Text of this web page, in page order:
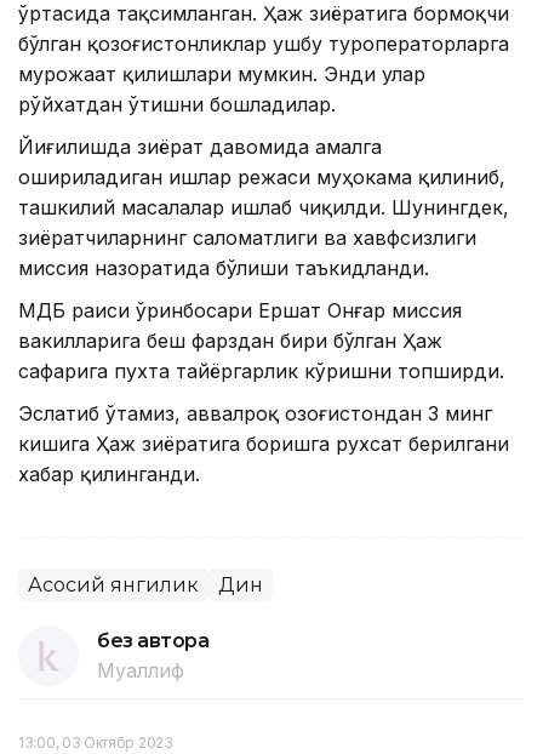
ўртасида тақсимланган. Ҳаж зиёратига бормоқчи
бўлган қозоғистонликлар ушбу туроператорларга
мурожаат қилишлари мумкин. Энди улар
рўйхатдан ўтишни бошладилар.
Йиғилишда зиёрат давомида амалга
ошириладиган ишлар режаси муҳокама қилиниб,
ташкилий масалалар ишлаб чиқилди. Шунингдек,
зиёратчиларнинг саломатлиги ва хавфсизлиги
миссия назоратида бўлиши таъкидланди.
ҚМДБ раиси ўринбосари Ершат Онғар миссия
вакилларига беш фарздан бири бўлган Ҳаж
сафарига пухта тайёргарлик кўришни топширди.
Эслатиб ўтамиз, аввалроқ Қозоғистондан 3 минг
кишига Ҳаж зиёратига боришга рухсат берилгани
хабар қилинганди.
Асосий янгилик Дин
без автора
Муаллиф
13:00, 03 Октябр 2023